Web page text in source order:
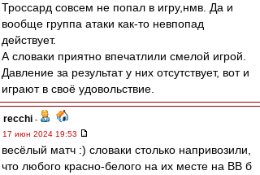
Троссард совсем не попал в игру,нмв. Да и
вообще группа атаки как-то невпопад
действует.
А словаки приятно впечатлили смелой игрой.
Давление за результат у них отсутствует, вот и
играют в своё удовольствие.
recchi -
17 июн 2024 19:53
весёлый матч :) словаки столько напривозили,
что любого красно-белого на их месте на ВВ б